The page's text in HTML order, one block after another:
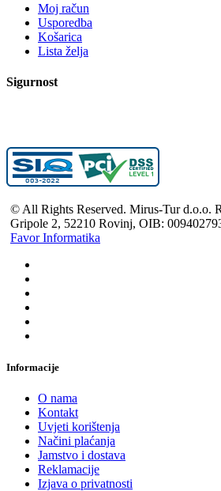
Moj račun
Usporedba
Košarica
Lista želja
Sigurnost
© All Rights Reserved. Mirus-Tur d.o.o.
Gripole 2, 52210 Rovinj, OIB:
Favor Informatika
Informacije
O nama
Kontakt
Uvjeti korištenja
Načini plaćanja
Jamstvo i dostava
Reklamacije
Izjava o privatnosti